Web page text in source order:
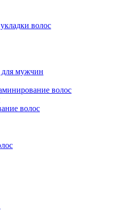
волос
мужчин
волос
волос